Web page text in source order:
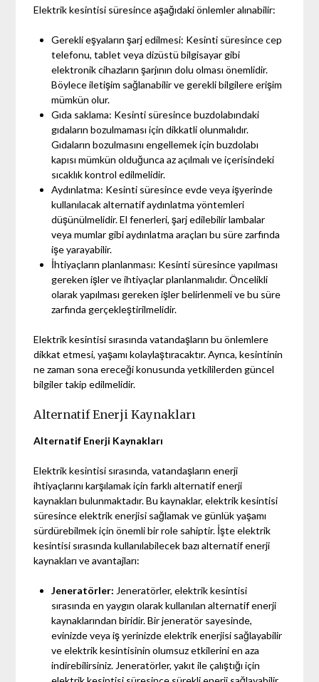
Elektrik kesintisi süresince aşağıdaki önlemler alınabilir:
Gerekli eşyaların şarj edilmesi: Kesinti süresince cep
telefonu, tablet veya dizüstü bilgisayar gibi
elektronik cihazların şarjının dolu olması önemlidir.
Böylece iletişim sağlanabilir ve gerekli bilgilere erişim
mümkün olur.
Gıda saklama: Kesinti süresince buzdolabındaki
gıdaların bozulmaması için dikkatli olunmalıdır.
Gıdaların bozulmasını engellemek için buzdolabı
kapısı mümkün olduğunca az açılmalı ve içerisindeki
sıcaklık kontrol edilmelidir.
Aydınlatma: Kesinti süresince evde veya işyerinde
kullanılacak alternatif aydınlatma yöntemleri
düşünülmelidir. El fenerleri, şarj edilebilir lambalar
veya mumlar gibi aydınlatma araçları bu süre zarfında
işe yarayabilir.
İhtiyaçların planlanması: Kesinti süresince yapılması
gereken işler ve ihtiyaçlar planlanmalıdır. Öncelikli
olarak yapılması gereken işler belirlenmeli ve bu süre
zarfında gerçekleştirilmelidir.
Elektrik kesintisi sırasında vatandaşların bu önlemlere
dikkat etmesi, yaşamı kolaylaştıracaktır. Ayrıca, kesintinin
ne zaman sona ereceği konusunda yetkililerden güncel
bilgiler takip edilmelidir.
Alternatif Enerji Kaynakları
Alternatif Enerji Kaynakları
Elektrik kesintisi sırasında, vatandaşların enerji
ihtiyaçlarını karşılamak için farklı alternatif enerji
kaynakları bulunmaktadır. Bu kaynaklar, elektrik kesintisi
süresince elektrik enerjisi sağlamak ve günlük yaşamı
sürdürebilmek için önemli bir role sahiptir. İşte elektrik
kesintisi sırasında kullanılabilecek bazı alternatif enerji
kaynakları ve avantajları:
Jeneratörler: Jeneratörler, elektrik kesintisi
sırasında en yaygın olarak kullanılan alternatif enerji
kaynaklarından biridir. Bir jeneratör sayesinde,
evinizde veya iş yerinizde elektrik enerjisi sağlayabilir
ve elektrik kesintisinin olumsuz etkilerini en aza
indirebilirsiniz. Jeneratörler, yakıt ile çalıştığı için